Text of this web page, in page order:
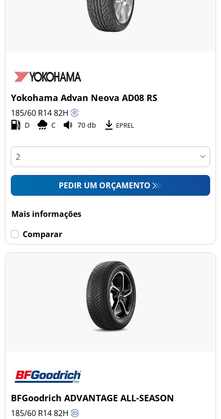
Yokohama Advan Neova AD08 RS
185/60 R1482H
D C 70 db EPREL
PEDIR UM ORÇAMENTO
Mais informações
Comparar
BFGoodrich ADVANTAGE ALL-SEASON
185/60 R1482H